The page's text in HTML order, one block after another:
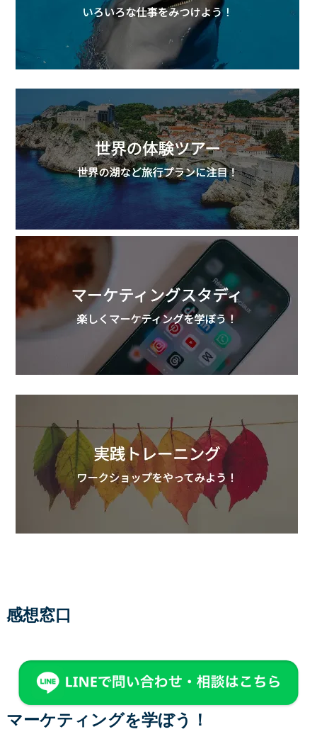
感想窓口
マーケティングを学ぼう！